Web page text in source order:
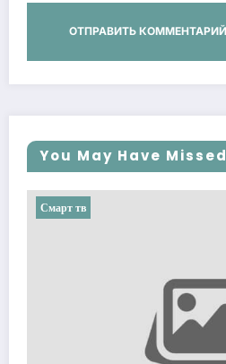
You May Have Missed
Смарт тв